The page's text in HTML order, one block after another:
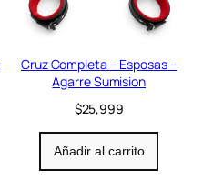
Cruz Completa – Esposas –
Agarre Sumision
$25,999
Añadir al carrito